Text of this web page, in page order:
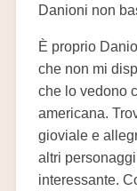
Danioni non
È proprio
che non mi
che lo vedono
americana.
gioviale e
altri
interessante.